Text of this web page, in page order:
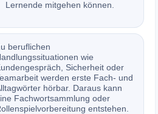
Lernende mitgehen können.
beruflichen
wie
Sicherheit oder
werden erste Fach- und
hörbar. Daraus kann
Fachwortsammlung oder
entstehen.